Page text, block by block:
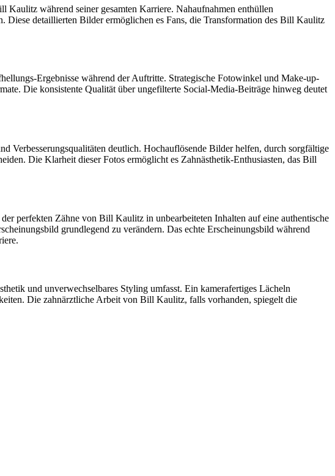
während seiner gesamten Karriere. Nahaufnahmen enthüllen
Diese detaillierten Bilder ermöglichen es Fans, die Transformation des Bill Kaulitz
Ergebnisse während der Auftritte. Strategische Fotowinkel und Make-up-
Die konsistente Qualität über ungefilterte Social-Media-Beiträge hinweg deutet
Verbesserungsqualitäten deutlich. Hochauflösende Bilder helfen, durch sorgfältige
Die Klarheit dieser Fotos ermöglicht es Zahnästhetik-Enthusiasten, das Bill
perfekten Zähne von Bill Kaulitz in unbearbeiteten Inhalten auf eine authentische
grundlegend zu verändern. Das echte Erscheinungsbild während
und unverwechselbares Styling umfasst. Ein kamerafertiges Lächeln
Die zahnärztliche Arbeit von Bill Kaulitz, falls vorhanden, spiegelt die